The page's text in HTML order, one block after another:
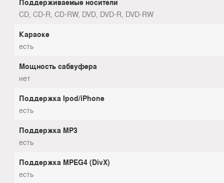
CD, CD-R, CD-RW, DVD, DVD-R, DVD-RW
Караоке
есть
Мощность сабвуфера
нет
Поддержка Ipod/iPhone
есть
Поддержка MP3
есть
Поддержка MPEG4 (DivX)
есть